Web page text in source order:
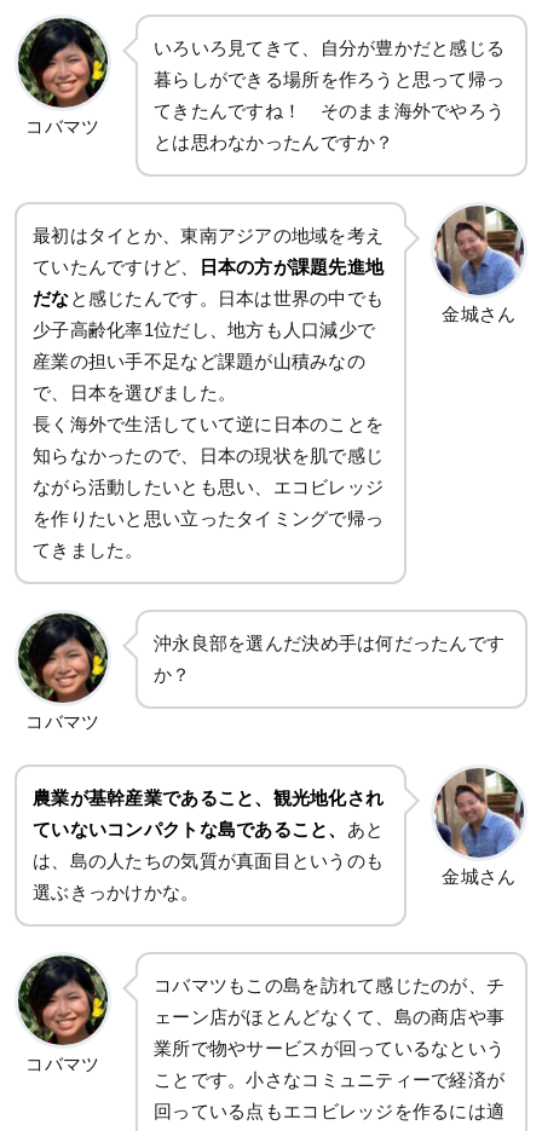
コバマツ
いろいろ見てきて、自分が豊かだと感じる
暮らしができる場所を作ろうと思って帰っ
てきたんですね！ そのまま海外でやろう
とは思わなかったんですか？
最初はタイとか、東南アジアの地域を考え
ていたんですけど、
日本の方が課題先進地
だなと感じたんです。日本は世界の中でも
少子高齢化率1位だし、地方も人口減少で
産業の担い手不足など課題が山積みなの
で、日本を選びました。
長く海外で生活していて逆に日本のことを
知らなかったので、日本の現状を肌で感じ
ながら活動したいとも思い、エコビレッジ
を作りたいと思い立ったタイミングで帰っ
てきました。
金城さん
コバマツ
沖永良部を選んだ決め手は何だったんです
か？
農業が基幹産業であること、観光地化され
ていないコンパクトな島であること、 あと
は、島の人たちの気質が真面目というのも
選ぶきっかけかな。
金城さん
コバマツ
コバマツもこの島を訪れて感じたのが、チ
ェーン店がほとんどなくて、島の商店や事
業所で物やサービスが回っているなという
ことです。小さなコミュニティーで経済が
回っている点もエコビレッジを作るには適